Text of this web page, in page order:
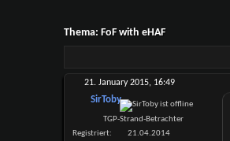
Thema: FoF with eHAF
21. January 2015, 16:49
SirToby
TGP-Strand-Betrachter
Registriert
21.04.2014